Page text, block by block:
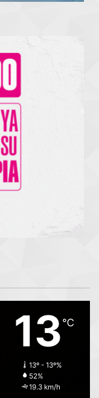
13 ℃
13º - 13º%
52%
19.3 km/h